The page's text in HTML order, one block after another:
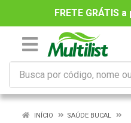
FRETE GRÁTIS
INÍCIO
SAÚDE BUCAL